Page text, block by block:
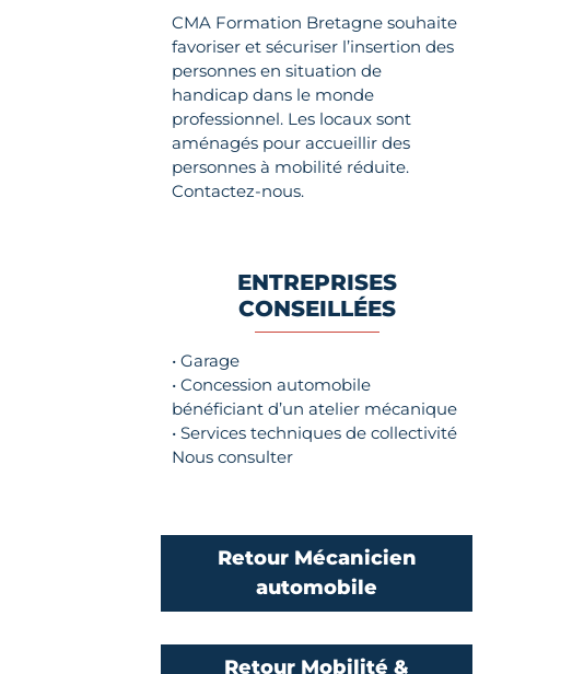
CMA Formation Bretagne souhaite
favoriser et sécuriser l’insertion des
personnes en situation de
handicap dans le monde
professionnel. Les locaux sont
aménagés pour accueillir des
personnes à mobilité réduite.
Contactez-nous.
ENTREPRISES
CONSEILLÉES
• Garage
• Concession automobile
bénéficiant d’un atelier mécanique
• Services techniques de collectivité
Nous consulter
Retour Mécanicien
automobile
Retour Mobilité &